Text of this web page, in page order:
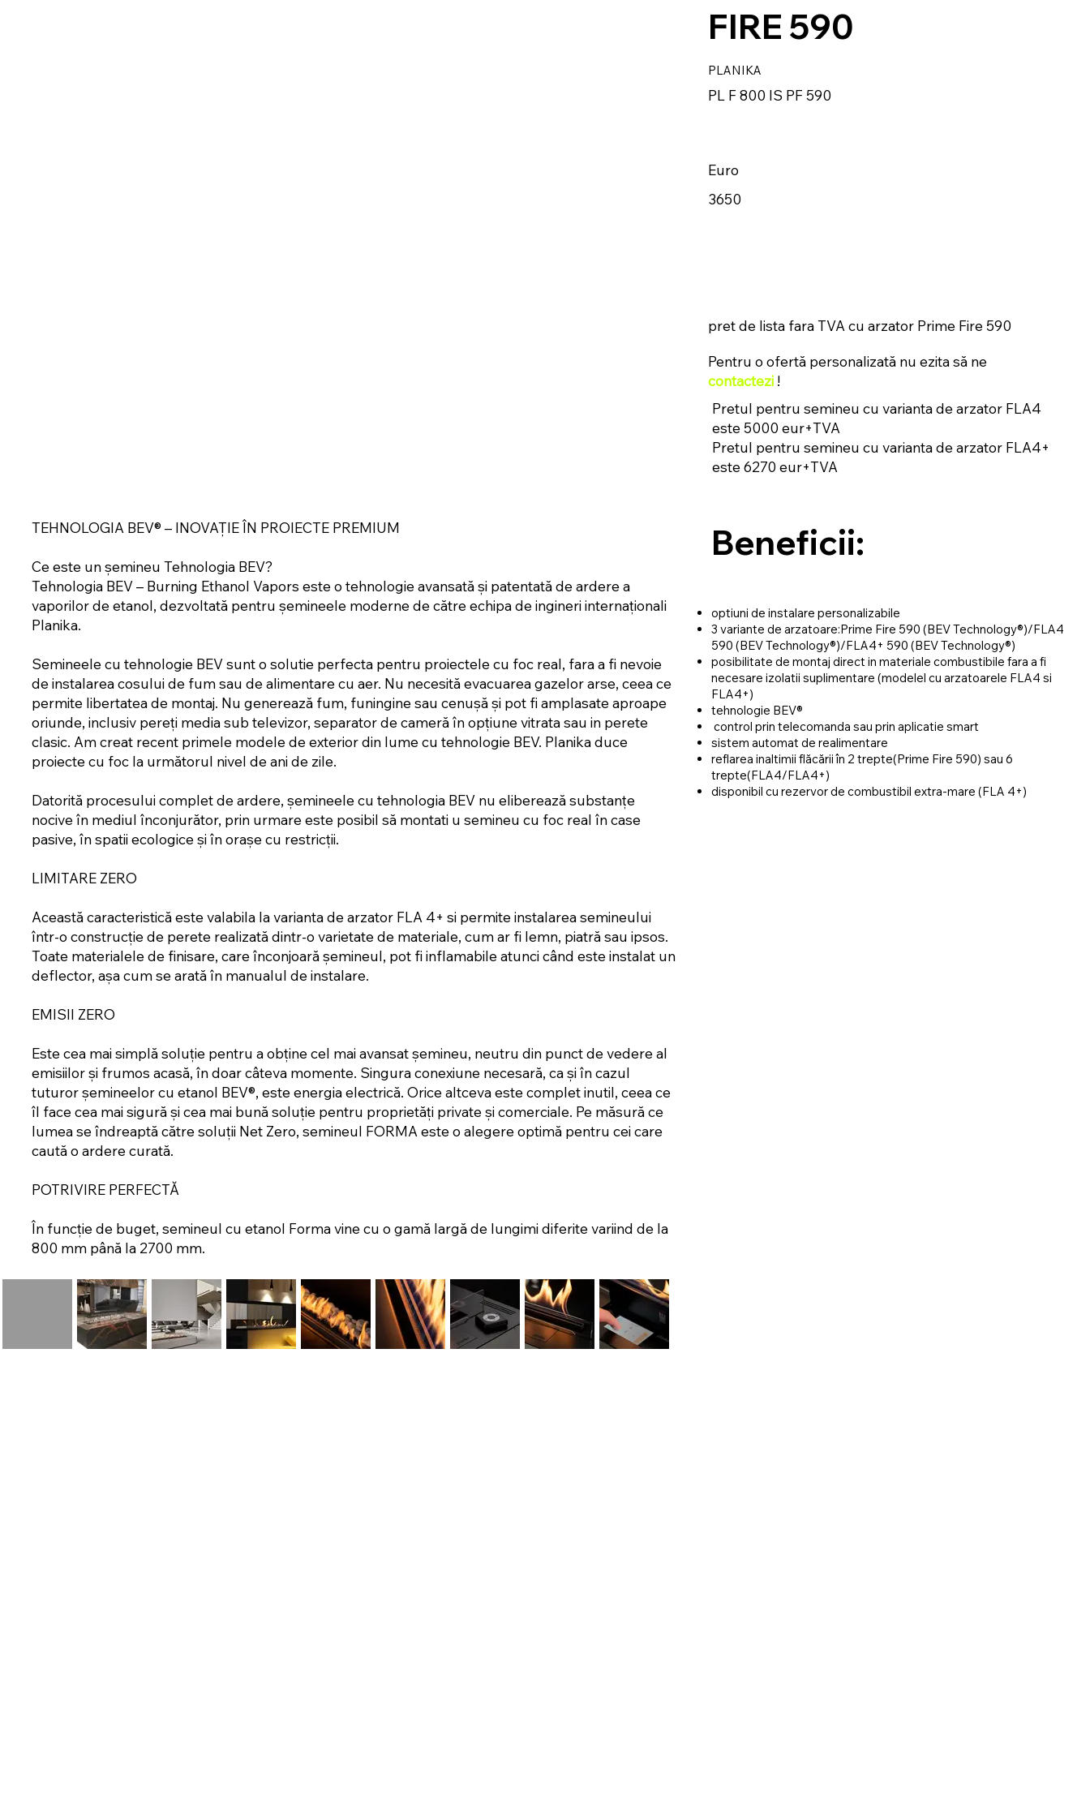
TEHNOLOGIA BEV® – INOVAȚIE ÎN PROIECTE PREMIUM
Ce este un șemineu Tehnologia BEV?
Tehnologia BEV – Burning Ethanol Vapors este o tehnologie avansată și patentată de ardere a
vaporilor de etanol, dezvoltată pentru șemineele moderne de către echipa de ingineri internaționali
Planika.
Semineele cu tehnologie BEV sunt o solutie perfecta pentru proiectele cu foc real, fara a fi nevoie
de instalarea cosului de fum sau de alimentare cu aer. Nu necesită evacuarea gazelor arse, ceea ce
permite libertatea de montaj. Nu generează fum, funingine sau cenușă și pot fi amplasate aproape
oriunde, inclusiv pereți media sub televizor, separator de cameră în opțiune vitrata sau in perete
clasic. Am creat recent primele modele de exterior din lume cu tehnologie BEV. Planika duce
proiecte cu foc la următorul nivel de ani de zile.
Datorită procesului complet de ardere, șemineele cu tehnologia BEV nu eliberează substanțe
nocive în mediul înconjurător, prin urmare este posibil să montati u semineu cu foc real în case
pasive, în spatii ecologice și în orașe cu restricții.
LIMITARE ZERO
Această caracteristică este valabila la varianta de arzator FLA 4+ si permite instalarea semineului
într-o construcție de perete realizată dintr-o varietate de materiale, cum ar fi lemn, piatră sau ipsos.
Toate materialele de finisare, care înconjoară șemineul, pot fi inflamabile atunci când este instalat un
deflector, așa cum se arată în manualul de instalare.
EMISII ZERO
Este cea mai simplă soluție pentru a obține cel mai avansat șemineu, neutru din punct de vedere al
emisiilor și frumos acasă, în doar câteva momente. Singura conexiune necesară, ca și în cazul
tuturor șemineelor cu etanol BEV®, este energia electrică. Orice altceva este complet inutil, ceea ce
îl face cea mai sigură și cea mai bună soluție pentru proprietăți private și comerciale. Pe măsură ce
lumea se îndreaptă către soluții Net Zero, semineul FORMA este o alegere optimă pentru cei care
caută o ardere curată.
POTRIVIRE PERFECTĂ
În funcție de buget, semineul cu etanol Forma vine cu o gamă largă de lungimi diferite variind de la
800 mm până la 2700 mm.
optiuni de instalare personalizabile
3 variante de arzatoare:Prime Fire 590 (BEV Technology®)/FLA4
590 (BEV Technology®)/FLA4+ 590 (BEV Technology®)
posibilitate de montaj direct in materiale combustibile fara a fi
necesare izolatii suplimentare (modelel cu arzatoarele FLA4 si
FLA4+)
tehnologie BEV®
control prin telecomanda sau prin aplicatie smart
sistem automat de realimentare
reflarea inaltimii flăcării în 2 trepte(Prime Fire 590) sau 6
trepte(FLA4/FLA4+)
disponibil cu rezervor de combustibil extra-mare (FLA 4+)
Beneficii:
Pretul pentru semineu cu varianta de arzator FLA4
este 5000 eur+TVA
Pretul pentru semineu cu varianta de arzator FLA4+
este 6270 eur+TVA
PLANIKA
FIRE 590
PL F 800 IS PF 590
3650
Euro
pret de lista fara TVA cu arzator Prime Fire 590
Pentru o ofertă personalizată nu ezita să ne
contactezi !